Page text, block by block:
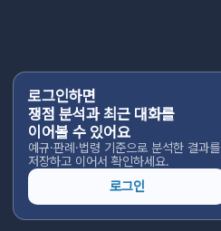
로그인하면
쟁점 분석과 최근 대화를
이어볼 수 있어요
예규·판례·법령 기준으로 분석한 결과를
저장하고 이어서 확인하세요.
로그인